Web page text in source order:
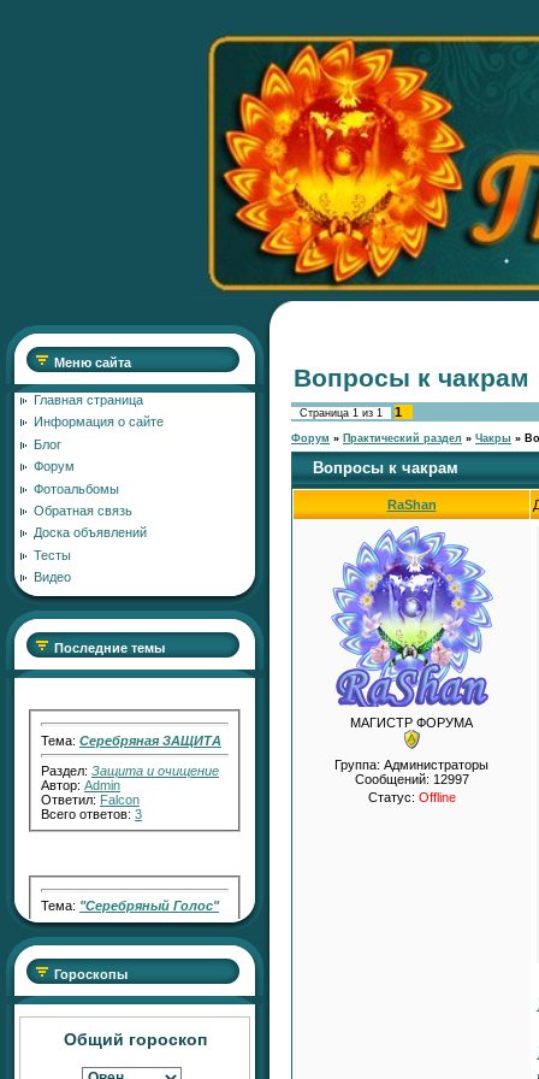
Меню сайта
Главная страница
Информация о сайте
Блог
Форум
Фотоальбомы
Обратная связь
Доска объявлений
Тесты
Видео
Последние темы
Раздел:Защита и очищение
Автор:
Admin
Ответил:Falcon
Всего ответов:
Раздел:Работа с Кармой
Автор:RaShan
Ответил:Transfiguration
Всего ответов:2
"Серебряный СВЕТ"
Гороскопы
Общий гороскоп
Вопросы к чакрам
Страница 1 из 1 1
Форум » Практический раздел » Чакры »
Вопросы к чакрам
RaShan
МАГИСТР ФОРУМА
Группа: Администраторы
Сообщений: 12997
Статус: Offline